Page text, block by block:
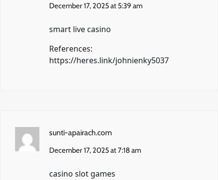
December 17, 2025 at 5:39 am
smart live casino
References:
https://heres.link/johnienky5037
sunti-apairach.com
December 17, 2025 at 7:18 am
casino slot games